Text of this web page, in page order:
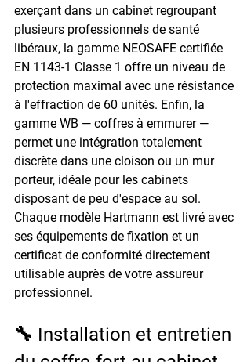
exerçant dans un cabinet regroupant
plusieurs professionnels de santé
libéraux, la gamme NEOSAFE certifiée
EN 1143-1 Classe 1 offre un niveau de
protection maximal avec une résistance
à l'effraction de 60 unités. Enfin, la
gamme WB — coffres à emmurer —
permet une intégration totalement
discrète dans une cloison ou un mur
porteur, idéale pour les cabinets
disposant de peu d'espace au sol.
Chaque modèle Hartmann est livré avec
ses équipements de fixation et un
certificat de conformité directement
utilisable auprès de votre assureur
professionnel.
🔧 Installation et entretien